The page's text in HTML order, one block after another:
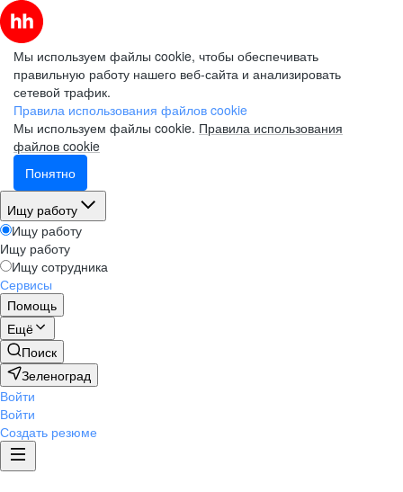
Мы используем файлы cookie, чтобы обеспечивать
правильную работу нашего веб-сайта и анализировать
сетевой трафик.
Правила использования файлов cookie
Мы используем файлы cookie. Правила использования
файлов cookie
Понятно
Ищу работу
Ищу работу
Ищу работу
Ищу сотрудника
Сервисы
Помощь
Ещё
Поиск
Зеленоград
Войти
Войти
Создать резюме